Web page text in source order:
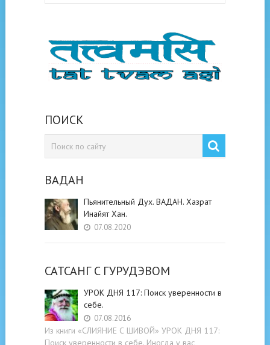
ПОИСК
ВАДАН
Пьянительный Дух. ВАДАН. Хазрат
Инайят Хан.
07.08.2020
САТСАНГ C ГУРУДЭВОМ
УРОК ДНЯ 117: Поиск уверенности в
себе.
07.08.2016
Из книги «СЛИЯНИЕ С ШИВОЙ» УРОК ДНЯ 117:
Поиск уверенности в себе. Иногда у вас